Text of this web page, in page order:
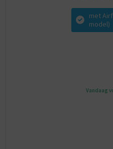
met
model)
Vandaag